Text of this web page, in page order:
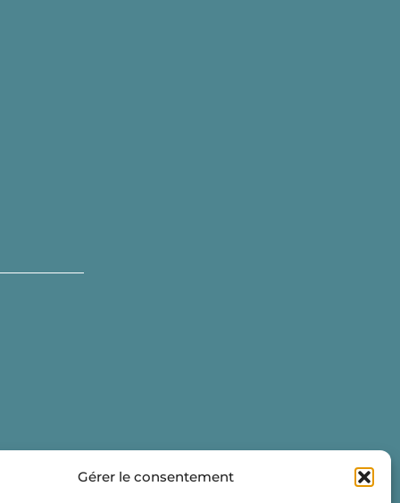
Gérer le consentement